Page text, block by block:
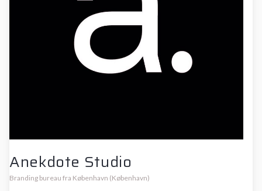
Anekdote Studio
Branding bureau fra København (København)